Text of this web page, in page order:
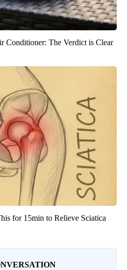
Conditioner: The Verdict is Clear
for 15min to Relieve Sciatica